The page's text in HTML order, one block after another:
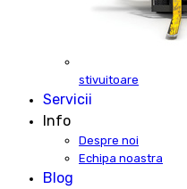
stivuitoare
Servicii
Info
Despre noi
Echipa noastra
Blog